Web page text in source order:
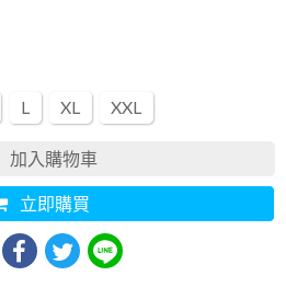
L XL XXL
加入購物車
立即購買